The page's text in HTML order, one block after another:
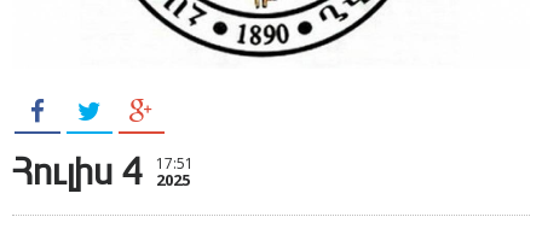
Հուլիս 4 17:51
2025